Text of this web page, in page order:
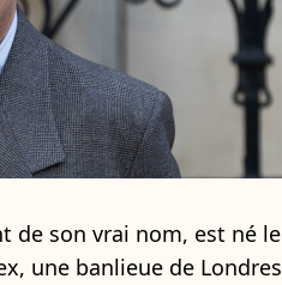
de son vrai nom, est né le
une banlieue de Londres